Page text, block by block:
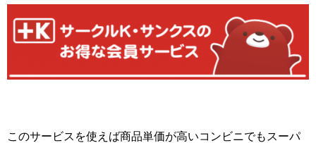
このサービスを使えば商品単価が高いコンビニでもスーパ